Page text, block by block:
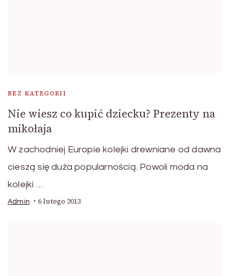
BEZ KATEGORII
Nie wiesz co kupić dziecku? Prezenty na
mikołaja
W zachodniej Europie kolejki drewniane od dawna
cieszą się duża popularnością. Powoli moda na
kolejki …
Admin 6 lutego 2013